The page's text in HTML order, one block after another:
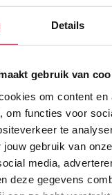
Details
gebruik van
om content en
om functies voor
te
jouw gebruik van
media,
deze gegevens
Bewuste bouwers